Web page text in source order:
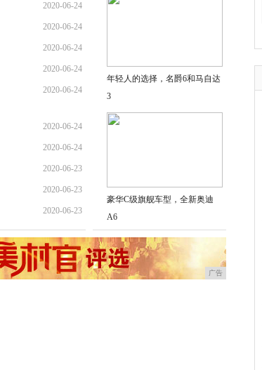
2020-06-24
2020-06-24
2020-06-24
2020-06-24
2020-06-24
2020-06-24
2020-06-24
2020-06-23
2020-06-23
2020-06-23
年轻人的选择，名爵6和马自达
3
豪华C级旗舰车型，全新奥迪
A6
广告